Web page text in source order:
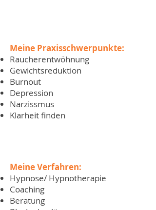
Meine Praxisschwerpunkte:
Raucherentwöhnung
Gewichtsreduktion
Burnout
Depression
Narzissmus
Klarheit finden
Meine Verfahren:
Hypnose/ Hypnotherapie
Coaching
Beratung